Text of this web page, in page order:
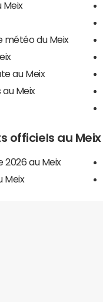
Meix
météo du Meix
au Meix
Meix
officiels au Meix
2026 au Meix
Meix